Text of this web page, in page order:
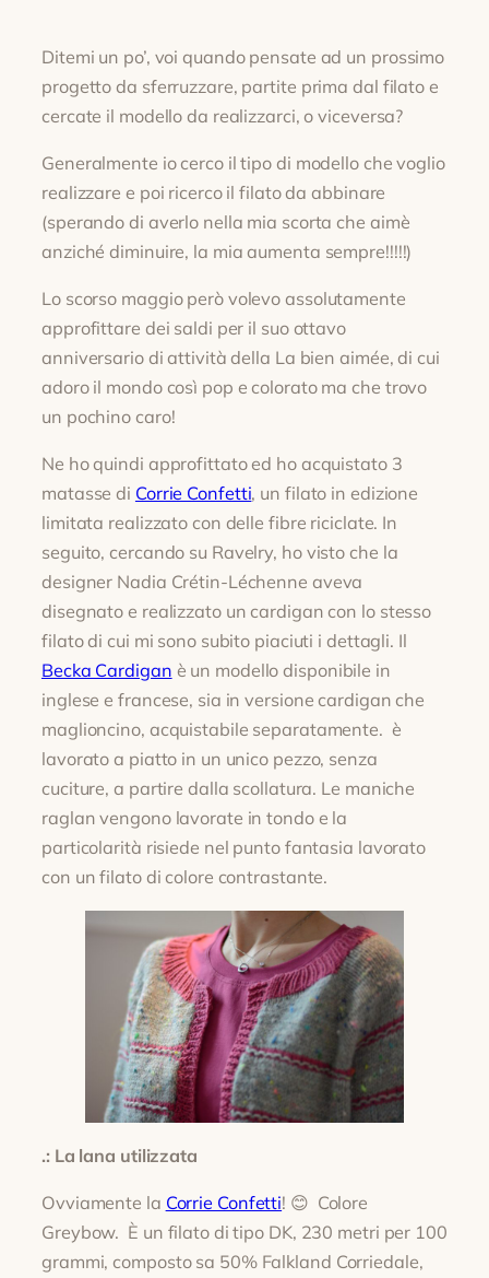
Ditemi un po’, voi quando pensate ad un prossimo
progetto da sferruzzare, partite prima dal filato e
cercate il modello da realizzarci, o viceversa?
Generalmente io cerco il tipo di modello che voglio
realizzare e poi ricerco il filato da abbinare
(sperando di averlo nella mia scorta che aimè
anziché diminuire, la mia aumenta sempre!!!!!)
Lo scorso maggio però volevo assolutamente
approfittare dei saldi per il suo ottavo
anniversario di attività della La bien aimée, di cui
adoro il mondo così pop e colorato ma che trovo
un pochino caro!
Ne ho quindi approfittato ed ho acquistato 3
matasse di Corrie Confetti, un filato in edizione
limitata realizzato con delle fibre riciclate. In
seguito, cercando su Ravelry, ho visto che la
designer Nadia Crétin-Léchenne aveva
disegnato e realizzato un cardigan con lo stesso
filato di cui mi sono subito piaciuti i dettagli. Il
Becka Cardigan è un modello disponibile in
inglese e francese, sia in versione cardigan che
maglioncino, acquistabile separatamente. è
lavorato a piatto in un unico pezzo, senza
cuciture, a partire dalla scollatura. Le maniche
raglan vengono lavorate in tondo e la
particolarità risiede nel punto fantasia lavorato
con un filato di colore contrastante.
.: La lana utilizzata
Ovviamente la Corrie Confetti! 😊 Colore
Greybow. È un filato di tipo DK, 230 metri per 100
grammi, composto sa 50% Falkland Corriedale,